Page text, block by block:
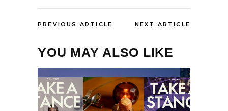
PREVIOUS ARTICLE NEXT ARTICLE
YOU MAY ALSO LIKE